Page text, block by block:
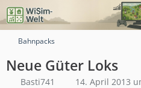
Bahnpacks
Neue Güter Loks
Basti741 14. April 2013